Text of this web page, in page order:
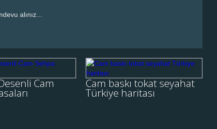
alınız...
Cam
Desenli Cam
Masaları
Desenli Cam Sehpa
Cam baskı tokat seyahat
Türkiye haritası
seyahat Türkiye
haritası